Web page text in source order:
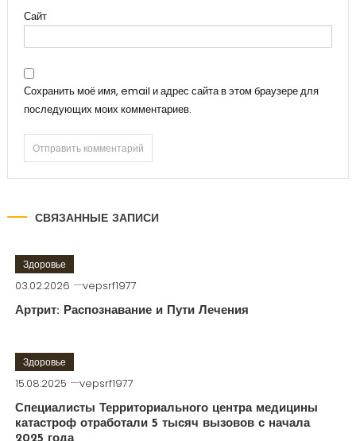
Сайт
Сохранить моё имя, email и адрес сайта в этом браузере для
последующих моих комментариев.
СВЯЗАННЫЕ ЗАПИСИ
Здоровье
03.02.2026 vepsrf1977
Артрит: Распознавание и Пути Лечения
Здоровье
15.08.2025 vepsrf1977
Специалисты Территориального центра медицины
катастроф отработали 5 тысяч вызовов с начала